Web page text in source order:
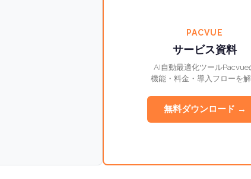
PACVUE
サービス資料
AI自動最適化ツールPacvue
機能・料金・導入フローを
無料ダウンロード →